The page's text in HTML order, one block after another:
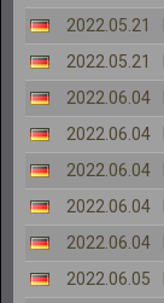
2022.05.21
2022.05.21
2022.06.04
2022.06.04
2022.06.04
2022.06.04
2022.06.04
2022.06.05